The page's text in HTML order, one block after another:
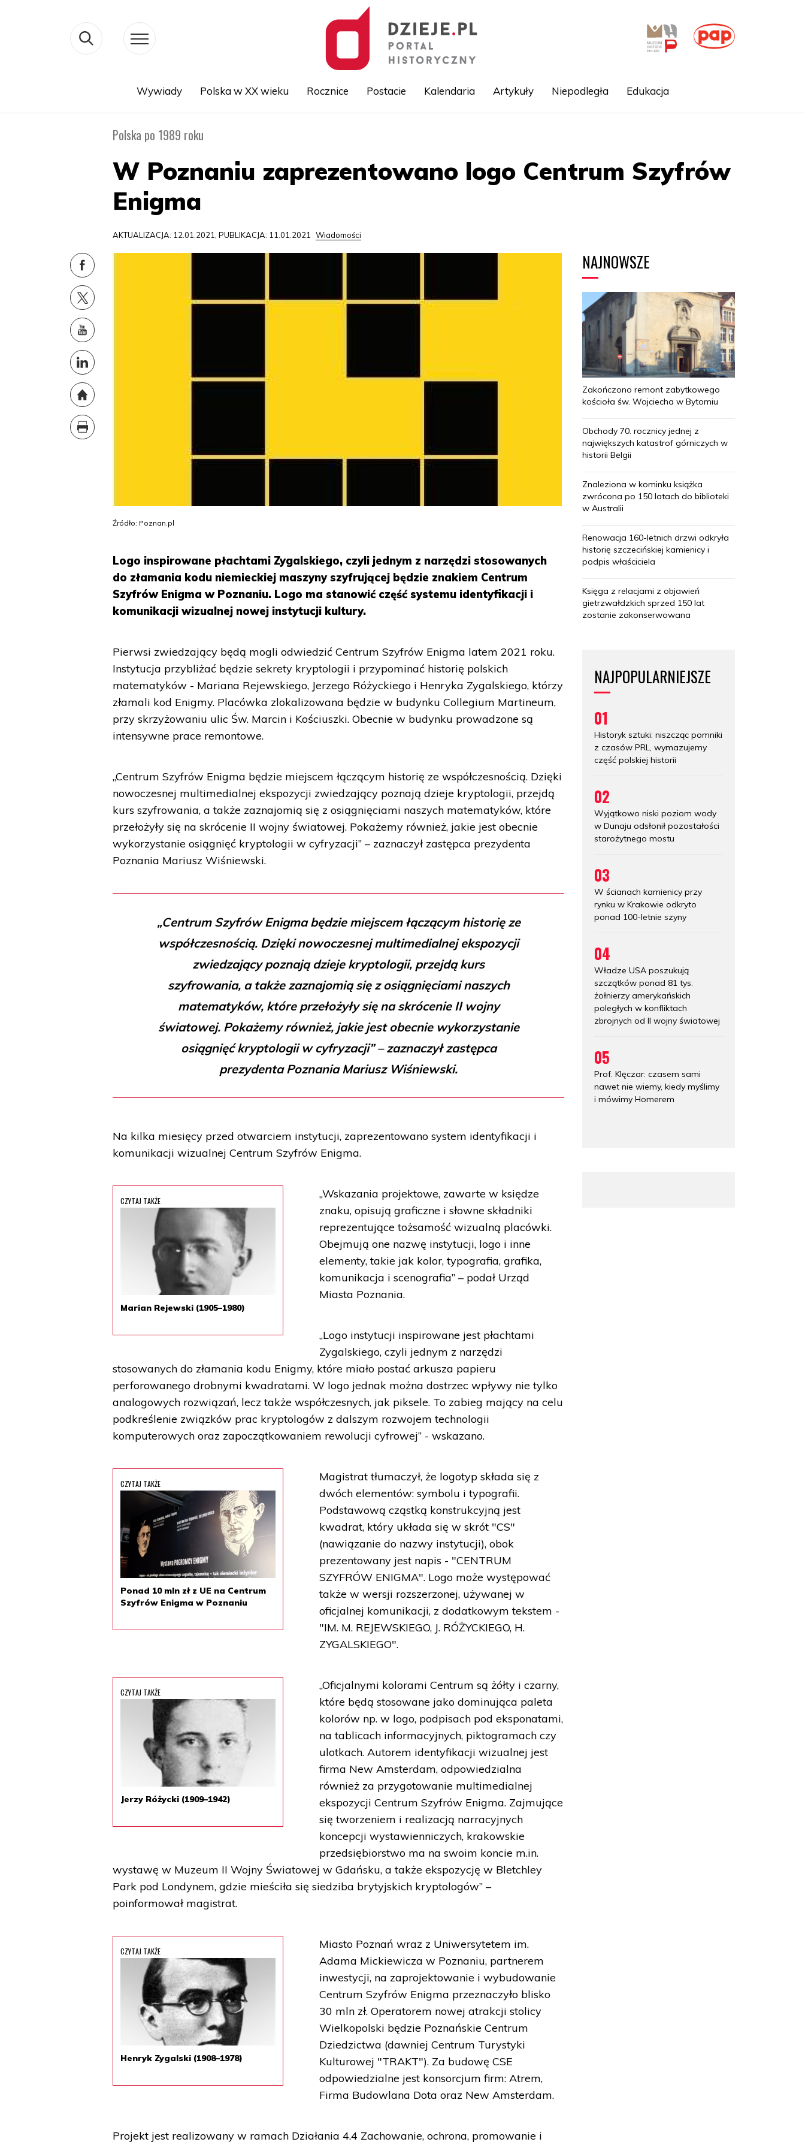
Wywiady Polska w XX wieku Rocznice Postacie Kalendaria Artykuły Niepodległa Edukacja
Polska po 1989 roku
W Poznaniu zaprezentowano logo Centrum Szyfrów
Enigma
AKTUALIZACJA: 12.01.2021, PUBLIKACJA: 11.01.2021 Wiadomości
Źródło: Poznan.pl
Logo inspirowane płachtami Zygalskiego, czyli jednym z narzędzi stosowanych
do złamania kodu niemieckiej maszyny szyfrującej będzie znakiem Centrum
Szyfrów Enigma w Poznaniu. Logo ma stanowić część systemu identyfikacji i
komunikacji wizualnej nowej instytucji kultury.
Pierwsi zwiedzający będą mogli odwiedzić Centrum Szyfrów Enigma latem 2021 roku.
Instytucja przybliżać będzie sekrety kryptologii i przypominać historię polskich
matematyków - Mariana Rejewskiego, Jerzego Różyckiego i Henryka Zygalskiego, którzy
złamali kod Enigmy. Placówka zlokalizowana będzie w budynku Collegium Martineum,
przy skrzyżowaniu ulic Św. Marcin i Kościuszki. Obecnie w budynku prowadzone są
intensywne prace remontowe.
„Centrum Szyfrów Enigma będzie miejscem łączącym historię ze współczesnością. Dzięki
nowoczesnej multimedialnej ekspozycji zwiedzający poznają dzieje kryptologii, przejdą
kurs szyfrowania, a także zaznajomią się z osiągnięciami naszych matematyków, które
przełożyły się na skrócenie II wojny światowej. Pokażemy również, jakie jest obecnie
wykorzystanie osiągnięć kryptologii w cyfryzacji” – zaznaczył zastępca prezydenta
Poznania Mariusz Wiśniewski.
„Centrum Szyfrów Enigma będzie miejscem łączącym historię ze
współczesnością. Dzięki nowoczesnej multimedialnej ekspozycji
zwiedzający poznają dzieje kryptologii, przejdą kurs
szyfrowania, a także zaznajomią się z osiągnięciami naszych
matematyków, które przełożyły się na skrócenie II wojny
światowej. Pokażemy również, jakie jest obecnie wykorzystanie
osiągnięć kryptologii w cyfryzacji” – zaznaczył zastępca
prezydenta Poznania Mariusz Wiśniewski.
Na kilka miesięcy przed otwarciem instytucji, zaprezentowano system identyfikacji i
komunikacji wizualnej Centrum Szyfrów Enigma.
CZYTAJ TAKŻE
Marian Rejewski (1905–1980)
„Wskazania projektowe, zawarte w księdze
znaku, opisują graficzne i słowne składniki
reprezentujące tożsamość wizualną placówki.
Obejmują one nazwę instytucji, logo i inne
elementy, takie jak kolor, typografia, grafika,
komunikacja i scenografia” – podał Urząd
Miasta Poznania.
„Logo instytucji inspirowane jest płachtami
Zygalskiego, czyli jednym z narzędzi
stosowanych do złamania kodu Enigmy, które miało postać arkusza papieru
perforowanego drobnymi kwadratami. W logo jednak można dostrzec wpływy nie tylko
analogowych rozwiązań, lecz także współczesnych, jak piksele. To zabieg mający na celu
podkreślenie związków prac kryptologów z dalszym rozwojem technologii
komputerowych oraz zapoczątkowaniem rewolucji cyfrowej” - wskazano.
CZYTAJ TAKŻE
Ponad 10 mln zł z UE na Centrum
Szyfrów Enigma w Poznaniu
Magistrat tłumaczył, że logotyp składa się z
dwóch elementów: symbolu i typografii.
Podstawową cząstką konstrukcyjną jest
kwadrat, który układa się w skrót "CS"
(nawiązanie do nazwy instytucji), obok
prezentowany jest napis - "CENTRUM
SZYFRÓW ENIGMA". Logo może występować
także w wersji rozszerzonej, używanej w
oficjalnej komunikacji, z dodatkowym tekstem -
"IM. M. REJEWSKIEGO, J. RÓŻYCKIEGO, H.
ZYGALSKIEGO".
CZYTAJ TAKŻE
Jerzy Różycki (1909–1942)
„Oficjalnymi kolorami Centrum są żółty i czarny,
które będą stosowane jako dominująca paleta
kolorów np. w logo, podpisach pod eksponatami,
na tablicach informacyjnych, piktogramach czy
ulotkach. Autorem identyfikacji wizualnej jest
firma New Amsterdam, odpowiedzialna
również za przygotowanie multimedialnej
ekspozycji Centrum Szyfrów Enigma. Zajmujące
się tworzeniem i realizacją narracyjnych
koncepcji wystawienniczych, krakowskie
przedsiębiorstwo ma na swoim koncie m.in.
wystawę w Muzeum II Wojny Światowej w Gdańsku, a także ekspozycję w Bletchley
Park pod Londynem, gdzie mieściła się siedziba brytyjskich kryptologów” –
poinformował magistrat.
CZYTAJ TAKŻE
Henryk Zygalski (1908–1978)
Miasto Poznań wraz z Uniwersytetem im.
Adama Mickiewicza w Poznaniu, partnerem
inwestycji, na zaprojektowanie i wybudowanie
Centrum Szyfrów Enigma przeznaczyło blisko
30 mln zł. Operatorem nowej atrakcji stolicy
Wielkopolski będzie Poznańskie Centrum
Dziedzictwa (dawniej Centrum Turystyki
Kulturowej "TRAKT"). Za budowę CSE
odpowiedzialne jest konsorcjum firm: Atrem,
Firma Budowlana Dota oraz New Amsterdam.
Projekt jest realizowany w ramach Działania 4.4 Zachowanie, ochrona, promowanie i
NAJNOWSZE
Zakończono remont zabytkowego
kościoła św. Wojciecha w Bytomiu
Obchody 70. rocznicy jednej z
największych katastrof górniczych w
historii Belgii
Znaleziona w kominku książka
zwrócona po 150 latach do biblioteki
w Australii
Renowacja 160-letnich drzwi odkryła
historię szczecińskiej kamienicy i
podpis właściciela
Księga z relacjami z objawień
gietrzwałdzkich sprzed 150 lat
zostanie zakonserwowana
NAJPOPULARNIEJSZE
01
Historyk sztuki: niszcząc pomniki
z czasów PRL, wymazujemy
część polskiej historii
02
Wyjątkowo niski poziom wody
w Dunaju odsłonił pozostałości
starożytnego mostu
03
W ścianach kamienicy przy
rynku w Krakowie odkryto
ponad 100-letnie szyny
04
Władze USA poszukują
szczątków ponad 81 tys.
żołnierzy amerykańskich
poległych w konfliktach
zbrojnych od II wojny światowej
05
Prof. Klęczar: czasem sami
nawet nie wiemy, kiedy myślimy
i mówimy Homerem